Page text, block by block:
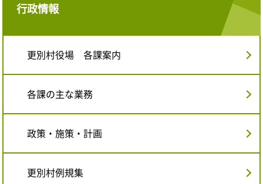
行政情報
更別村役場 各課案内
各課の主な業務
政策・施策・計画
更別村例規集